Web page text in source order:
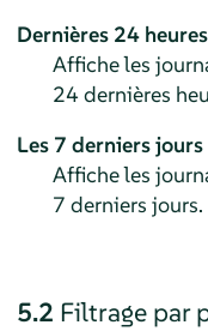
Dernières 24 heures
Affiche les
24 dernières
Les 7 derniers jours
Affiche les
7 derniers jours.
5.2 Filtrage par